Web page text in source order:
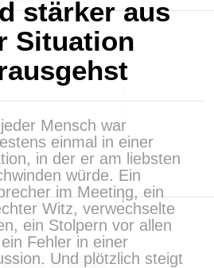
stärker aus
Situation
Mensch war
einmal in einer
in der er am liebsten
würde. Ein
im Meeting, ein
Witz, verwechselte
ein Stolpern vor allen
Fehler in einer
Und plötzlich steigt